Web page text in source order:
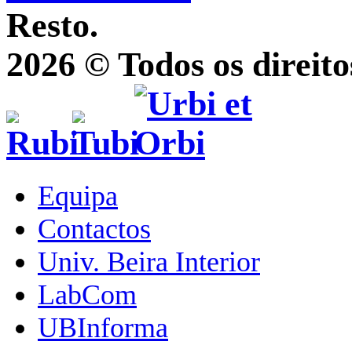
Resto.
2026 © Todos os
Equipa
Contactos
Univ. Beira Interior
LabCom
UBInforma